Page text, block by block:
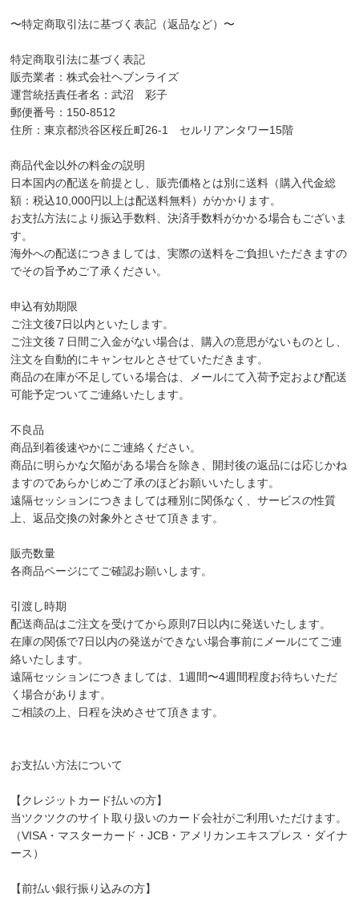
〜特定商取引法に基づく表記（返品など）〜
特定商取引法に基づく表記
販売業者：株式会社ヘブンライズ
運営統括責任者名：武沼 彩子
郵便番号：150-8512
住所：東京都渋谷区桜丘町26-1 セルリアンタワー15階
商品代金以外の料金の説明
日本国内の配送を前提とし、販売価格とは別に送料（購入代金総
額：税込10,000円以上は配送料無料）がかかります。
お支払方法により振込手数料、決済手数料がかかる場合もございま
す。
海外への配送につきましては、実際の送料をご負担いただきますの
でその旨予めご了承ください。
申込有効期限
ご注文後7日以内といたします。
ご注文後７日間ご入金がない場合は、購入の意思がないものとし、
注文を自動的にキャンセルとさせていただきます。
商品の在庫が不足している場合は、メールにて入荷予定および配送
可能予定ついてご連絡いたします。
不良品
商品到着後速やかにご連絡ください。
商品に明らかな欠陥がある場合を除き、開封後の返品には応じかね
ますのであらかじめご了承のほどお願いいたします。
遠隔セッションにつきましては種別に関係なく、サービスの性質
上、返品交換の対象外とさせて頂きます。
販売数量
各商品ページにてご確認お願いします。
引渡し時期
配送商品はご注文を受けてから原則7日以内に発送いたします。
在庫の関係で7日以内の発送ができない場合事前にメールにてご連
絡いたします。
遠隔セッションにつきましては、1週間〜4週間程度お待ちいただ
く場合があります。
ご相談の上、日程を決めさせて頂きます。
お支払い方法について
【クレジットカード払いの方】
当ツクツクのサイト取り扱いのカード会社がご利用いただけます。
（VISA・マスターカード・JCB・アメリカンエキスプレス・ダイナ
ース）
【前払い銀行振り込みの方】